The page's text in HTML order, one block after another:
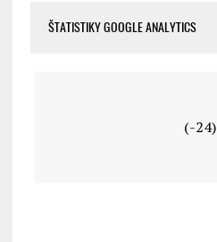
ŠTATISTIKY GOOGLE ANALYTICS
(-24)